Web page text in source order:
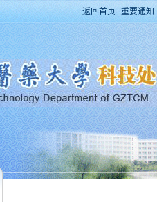
返回首页 重要通知